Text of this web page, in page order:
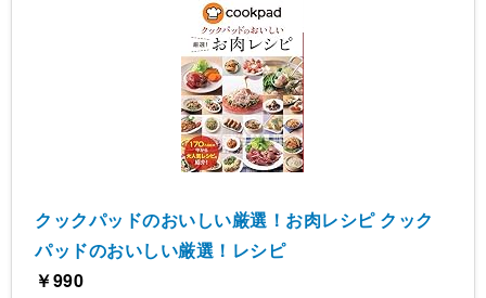
クックパッドのおいしい厳選！お肉レシピ クック
パッドのおいしい厳選！レシピ
￥990